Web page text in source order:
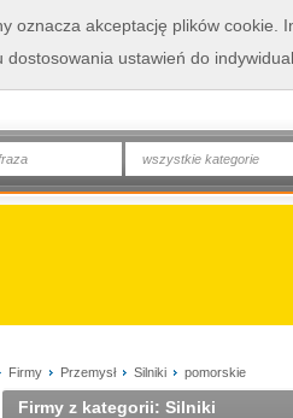
wszystkie kategorie
Firmy Przemysł Silniki pomorskie
Firmy z kategorii: Silniki
oznacza akceptację plików cookie.
dostosowania ustawień do